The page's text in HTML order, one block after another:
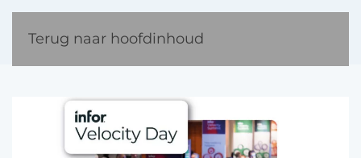
Terug naar hoofdinhoud